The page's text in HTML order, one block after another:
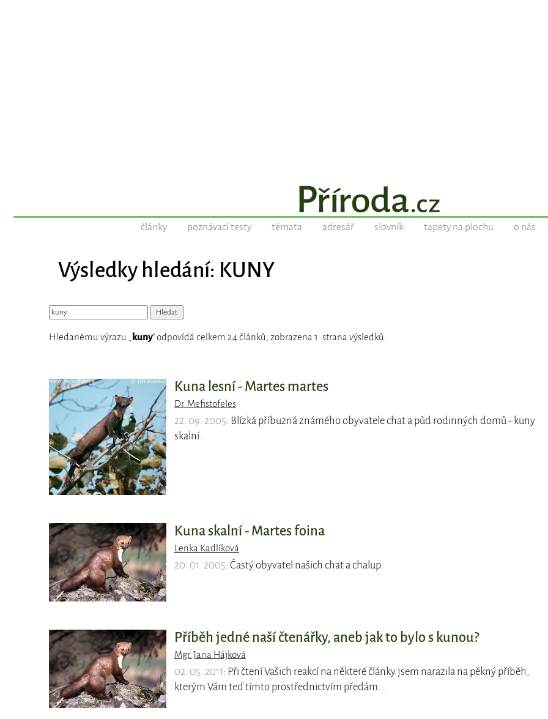
články poznávací testy témata adresář slovník tapety na plochu o nás
Výsledky hledání: KUNY
Hledanému výrazu „ kuny“ odpovídá celkem 24 článků, zobrazena 1. strana výsledků:
Kuna lesní - Martes martes
Dr. Mefistofeles
22. 09. 2005: Blízká příbuzná známého obyvatele chat a půd rodinných domů - kuny
skalní.
Kuna skalní - Martes foina
Lenka Kadlíková
20. 01. 2005: Častý obyvatel našich chat a chalup.
Příběh jedné naší čtenářky, aneb jak to bylo s kunou?
Mgr. Jana Hájková
02. 05. 2011: Při čtení Vašich reakcí na některé články jsem narazila na pěkný příběh,
kterým Vám teď tímto prostřednictvím předám.…